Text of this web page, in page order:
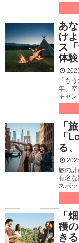
あ
け
ス
体
「も
年、空
キャン
「
「
る
旅の計
有名な
スポ
「
穫
き